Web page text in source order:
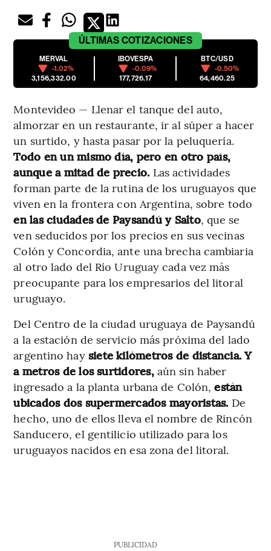
ÚLTIMAS COTIZACIONES
MERVAL
-1.02%
3,156,332.00
IBOVESPA
-0.09%
177,726.17
BTC/USD
-0.50%
64,460.25
Montevideo — Llenar el tanque del auto,
almorzar en un restaurante, ir al súper a hacer
un surtido, y hasta pasar por la peluquería.
Todo en un mismo día, pero en otro país,
aunque a mitad de precio. Las actividades
forman parte de la rutina de los uruguayos que
viven en la frontera con Argentina, sobre todo
en las ciudades de Paysandú y Salto, que se
ven seducidos por los precios en sus vecinas
Colón y Concordia, ante una brecha cambiaria
al otro lado del Río Uruguay cada vez más
preocupante para los empresarios del litoral
uruguayo.
Del Centro de la ciudad uruguaya de Paysandú
a la estación de servicio más próxima del lado
argentino hay siete kilómetros de distancia. Y
a metros de los surtidores,aún sin haber
ingresado a la planta urbana de Colón,están
ubicados dos supermercados mayoristas. De
hecho, uno de ellos lleva el nombre de Rincón
Sanducero, el gentilicio utilizado para los
uruguayos nacidos en esa zona del litoral.
PUBLICIDAD